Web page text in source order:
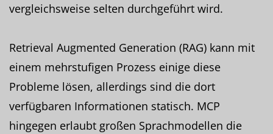
vergleichsweise selten durchgeführt wird.
Retrieval Augmented Generation (RAG) kann mit
einem mehrstufigen Prozess einige diese
Probleme lösen, allerdings sind die dort
verfügbaren Informationen statisch. MCP
hingegen erlaubt großen Sprachmodellen die